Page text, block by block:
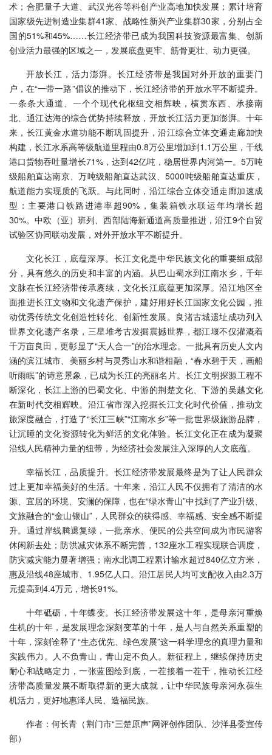
术；合肥量子大道、武汉光谷等科创产业高地加快发展；累计培育
国家级先进制造业集群41家、战略性新兴产业集群30家，分别占全
国的51%和45%……长江经济带已成为我国科技资源最富集、创新
创业活力最强的区域之一，发展底盘更牢、筋骨更壮、动力更强。
开放长江，活力澎湃。长江经济带是我国对外开放的重要门
户，在“一带一路”倡议的推动下，长江经济带的开放水平不断提升。
一条条大通道、一个个现代化枢纽交相辉映，横贯东西、承接南
北、通江达海的综合优势持续释放，开放长江活力更加澎湃。十年
来，长江黄金水道功能不断巩固提升，沿江综合立体交通走廊加快
构建，长江水系高等级航道里程由0.8万公里增加到1.1万公里，干线
港口货物吞吐量增长71%，达到42亿吨，稳居世界内河第一。5万吨
级船舶直达南京、万吨级船舶直达武汉、5000吨级船舶直达重庆，
航道能力实现质的飞跃。与此同时，沿江综合立体交通走廊加速成
型：主要港口铁路进港率超90%，集装箱铁水联运年均增长超
30%。中欧（亚）班列、西部陆海新通道高质量推进，沿江9个自贸
试验区协同联动发展，对外开放水平不断提升。
文化长江，底蕴深厚。长江文化是中华民族文化的重要组成部
分，具有悠久的历史和丰富的内涵。从巴山蜀水到江南水乡，千年
文脉在长江经济带传承赓续，文化长江底蕴更加深厚。沿江地区全
面推进长江文物和文化遗产保护，建好用好长江国家文化公园，推
动优秀传统文化创造性转化、创新性发展。良渚古城遗址成功列入
世界文化遗产名录，三星堆考古发掘震撼世界，都江堰不仅灌溉着
千万亩良田，更彰显了“天人合一”的治水理念。一批具有历史人文内
涵的滨江城市、美丽乡村与灵秀山水和谐相融，“春水碧于天，画船
听雨眠”的诗意景象，已成为长江的亮丽名片。长江文明探源工程不
断深化，长江上游的巴蜀文化、中游的荆楚文化、下游的吴越文化
在新时代交相辉映。沿江省市深入挖掘长江文化时代价值，推动文
旅深度融合，打造了“长江三峡”“江南水乡”等一批世界级旅游品牌，
让沉睡的文化资源转化为鲜活的文化体验。长江文化正在成为凝聚
沿线人民精神力量的纽带，为经济社会发展注入深厚的人文底蕴。
幸福长江，品质提升。长江经济带发展最终是为了让人民群众
过上更加幸福美好的生活。十年来，沿江人民不仅拥有了清洁的水
源、宜居的环境、安澜的保障，也在“绿水青山”中找到了产业升级、
文旅融合的“金山银山”，人民群众的获得感、幸福感、安全感不断提
升。通过岸线腾退复绿，一批亲水、便民的公共空间成为市民游客
休闲新去处；防洪减灾体系不断完善，132座水工程实现联合调度，
防灾减灾能力显著增强；南水北调工程累计输水超过840亿立方米，
惠及沿线48座城市、1.95亿人口。沿江居民人均可支配收入由2.3万
元提高到4.4万元，增长91%。
十年砥砺，十年蝶变。长江经济带发展这十年，是母亲河重焕
生机的十年，是发展理念深刻变革的十年，是人与自然关系重塑的
十年，深刻诠释了“生态优先、绿色发展”这一科学理念的真理力量和
实践伟力。人不负青山，青山定不负人。新征程上，继续保持历史
耐心和战略定力，一张蓝图绘到底，一茬接着一茬干，推动长江经
济带高质量发展不断取得新的更大成就，让中华民族母亲河永葆生
机活力，更好地惠泽人民、造福民族。
作者：何长青（荆门市“三楚原声”网评创作团队、沙洋县委宣传
部）